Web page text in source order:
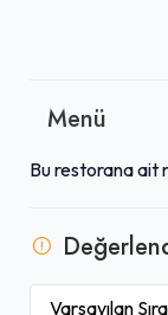
verilen 5.0
aldığı bu
Menü
Bu restorana ait